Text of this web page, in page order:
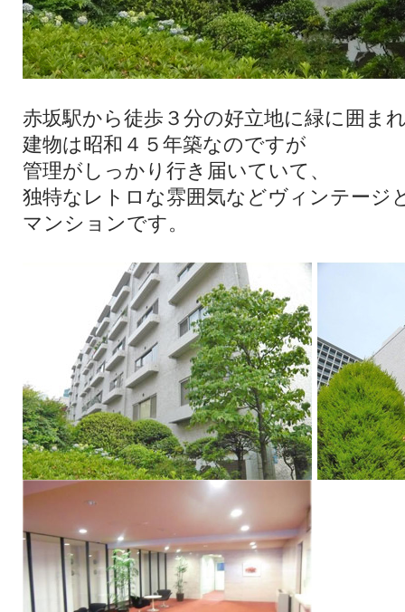
赤坂駅から徒歩３分の好立地に緑に囲ま
建物は昭和４５年築なのですが
管理がしっかり行き届いていて、
独特なレトロな雰囲気などヴィンテージ
マンションです。